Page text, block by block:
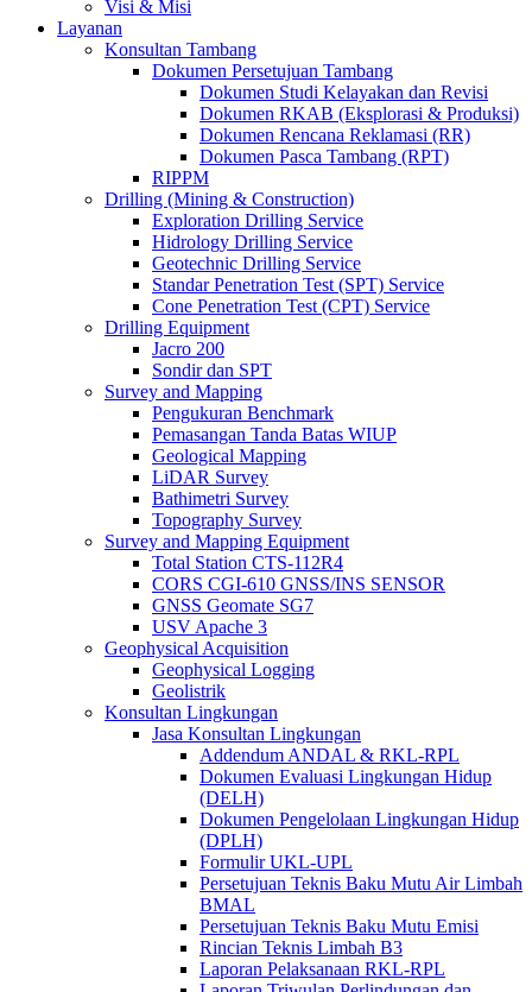
Visi & Misi
Layanan
Konsultan Tambang
Dokumen Persetujuan Tambang
Dokumen Studi Kelayakan dan Revisi
Dokumen RKAB (Eksplorasi & Produksi)
Dokumen Rencana Reklamasi (RR)
Dokumen Pasca Tambang (RPT)
RIPPM
Drilling (Mining & Construction)
Exploration Drilling Service
Hidrology Drilling Service
Geotechnic Drilling Service
Standar Penetration Test (SPT) Service
Cone Penetration Test (CPT) Service
Drilling Equipment
Jacro 200
Sondir dan SPT
Survey and Mapping
Pengukuran Benchmark
Pemasangan Tanda Batas WIUP
Geological Mapping
LiDAR Survey
Bathimetri Survey
Topography Survey
Survey and Mapping Equipment
Total Station CTS-112R4
CORS CGI-610 GNSS/INS SENSOR
GNSS Geomate SG7
USV Apache 3
Geophysical Acquisition
Geophysical Logging
Geolistrik
Konsultan Lingkungan
Jasa Konsultan Lingkungan
Addendum ANDAL & RKL-RPL
Dokumen Evaluasi Lingkungan Hidup
(DELH)
Dokumen Pengelolaan Lingkungan Hidup
(DPLH)
Formulir UKL-UPL
Persetujuan Teknis Baku Mutu Air Limbah
BMAL
Persetujuan Teknis Baku Mutu Emisi
Rincian Teknis Limbah B3
Laporan Pelaksanaan RKL-RPL